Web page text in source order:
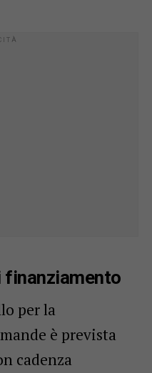
finanziamento
per la
è prevista
cadenza